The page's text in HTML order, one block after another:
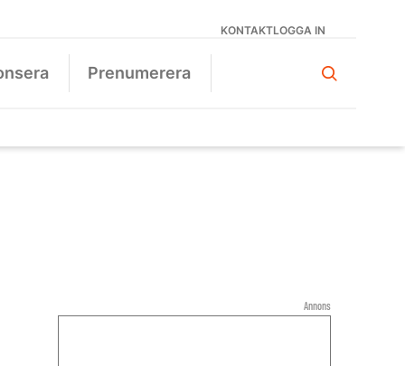
KONTAKTLOGGA IN
Prenumerera
Annons